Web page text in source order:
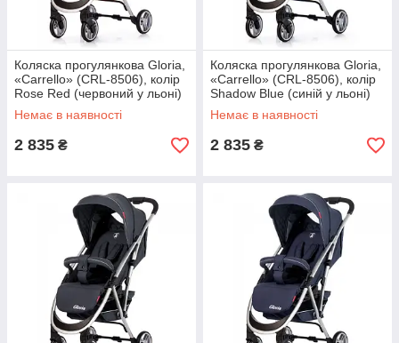
Коляска прогулянкова Gloria,
«Carrello» (CRL-8506), колір
Rose Red (червоний у льоні)
Немає в наявності
2 835 ₴
Коляска прогулянкова Gloria,
«Carrello» (CRL-8506), колір
Shadow Blue (синій у льоні)
Немає в наявності
2 835 ₴